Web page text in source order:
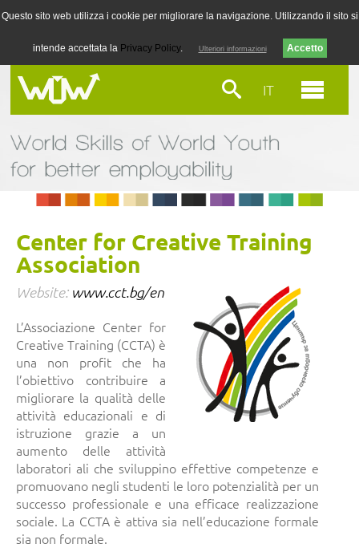
IT
Center for Creative Training
Association
Website: www.cct.bg/en
L’Associazione Center for
Creative Training (CCTA) è
una non profit che ha
l’obiettivo contribuire a
migliorare la qualità delle
attività educazionali e di
istruzione grazie a un
aumento delle attività
laboratori ali che sviluppino effettive competenze e
promuovano negli studenti le loro potenzialità per un
successo professionale e una efficace realizzazione
sociale. La CCTA è attiva sia nell’educazione formale
sia non formale.
Questo sito web utilizza i cookie per migliorare la navigazione. Utilizzando il sito si
intende accettata la Privacy Policy. Ulteriori informazioni